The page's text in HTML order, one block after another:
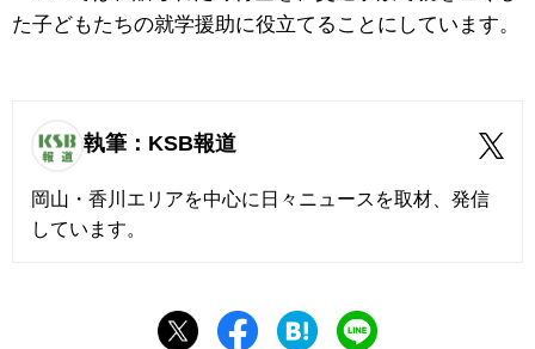
た子どもたちの就学援助に役立てることにしています。
執筆：KSB報道
岡山・香川エリアを中心に日々ニュースを取材、発信
しています。